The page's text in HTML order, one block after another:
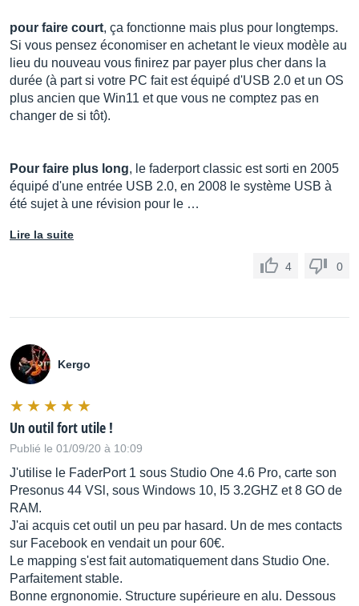
pour faire court, ça fonctionne mais plus pour longtemps.
Si vous pensez économiser en achetant le vieux modèle au
lieu du nouveau vous finirez par payer plus cher dans la
durée (à part si votre PC fait est équipé d'USB 2.0 et un OS
plus ancien que Win11 et que vous ne comptez pas en
changer de si tôt).
Pour faire plus long, le faderport classic est sorti en 2005
équipé d'une entrée USB 2.0, en 2008 le système USB à
été sujet à une révision pour le …
Lire la suite
4 0
Kergo
Un outil fort utile !
Publié le 01/09/20 à 10:09
J'utilise le FaderPort 1 sous Studio One 4.6 Pro, carte son
Presonus 44 VSl, sous Windows 10, I5 3.2GHZ et 8 GO de
RAM.
J'ai acquis cet outil un peu par hasard. Un de mes contacts
sur Facebook en vendait un pour 60€.
Le mapping s'est fait automatiquement dans Studio One.
Parfaitement stable.
Bonne ergnonomie. Structure supérieure en alu. Dessous